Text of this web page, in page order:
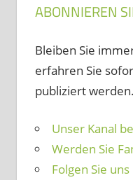
ABONNIEREN
Bleiben Sie
erfahren Sie
publiziert
Unser Kanal
Werden Sie
Folgen Sie